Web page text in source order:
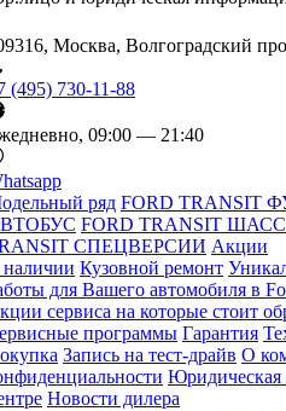
Москва, Волгоградский
(495) 730-11-88
09:00 — 21:40
ряд FORD TRANSIT
FORD TRANSIT
СПЕЦВЕРСИИ Акции
Кузовной ремонт
для Вашего автомобиля в
сервиса на которые стоит
программы Гарантия
Запись на тест-драйв О
Новости дилера